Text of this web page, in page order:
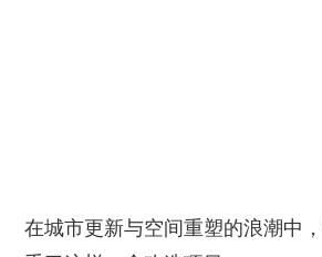
在城市更新与空间重塑的浪潮中